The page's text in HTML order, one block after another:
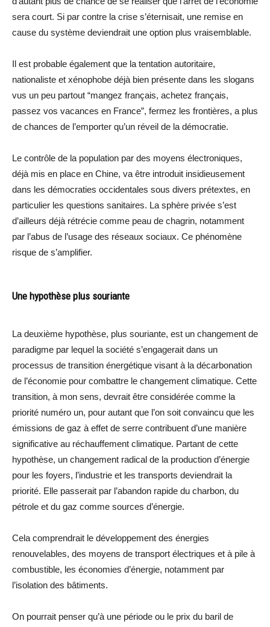
sera court. Si par contre la crise s’éternisait, une remise en
cause du système deviendrait une option plus vraisemblable.
Il est probable également que la tentation autoritaire,
nationaliste et xénophobe déjà bien présente dans les slogans
vus un peu partout “mangez français, achetez français,
passez vos vacances en France”, fermez les frontières, a plus
de chances de l’emporter qu’un réveil de la démocratie.
Le contrôle de la population par des moyens électroniques,
déjà mis en place en Chine, va être introduit insidieusement
dans les démocraties occidentales sous divers prétextes, en
particulier les questions sanitaires. La sphère privée s’est
d’ailleurs déjà rétrécie comme peau de chagrin, notamment
par l’abus de l’usage des réseaux sociaux. Ce phénomène
risque de s’amplifier.
Une hypothèse plus souriante
La deuxième hypothèse, plus souriante, est un changement de
paradigme par lequel la société s’engagerait dans un
processus de transition énergétique visant à la décarbonation
de l’économie pour combattre le changement climatique. Cette
transition, à mon sens, devrait être considérée comme la
priorité numéro un, pour autant que l’on soit convaincu que les
émissions de gaz à effet de serre contribuent d’une manière
significative au réchauffement climatique. Partant de cette
hypothèse, un changement radical de la production d’énergie
pour les foyers, l’industrie et les transports deviendrait la
priorité. Elle passerait par l’abandon rapide du charbon, du
pétrole et du gaz comme sources d’énergie.
Cela comprendrait le développement des énergies
renouvelables, des moyens de transport électriques et à pile à
combustible, les économies d’énergie, notamment par
l’isolation des bâtiments.
On pourrait penser qu’à une période ou le prix du baril de